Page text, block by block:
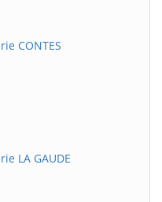
CONTES
LA GAUDE